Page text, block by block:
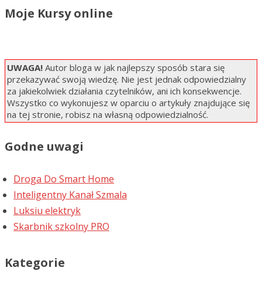
Moje Kursy online
UWAGA! Autor bloga w jak najlepszy sposób stara się
przekazywać swoją wiedzę. Nie jest jednak odpowiedzialny
za jakiekolwiek działania czytelników, ani ich konsekwencje.
Wszystko co wykonujesz w oparciu o artykuły znajdujące się
na tej stronie, robisz na własną odpowiedzialność.
Godne uwagi
Droga Do Smart Home
Inteligentny Kanał Szmala
Luksiu elektryk
Skarbnik szkolny PRO
Kategorie